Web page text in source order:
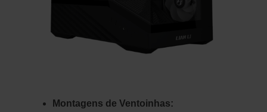
Montagens de Ventoinhas: